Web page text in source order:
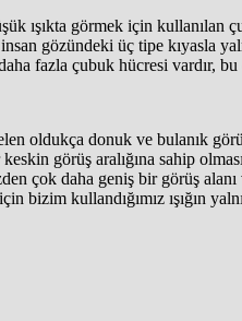
ışıkta görmek için
insan gözündeki üç tipe
fazla çubuk hücresi vardır,
oldukça donuk ve bulanık
görüş aralığına sahip
çok daha geniş bir görüş
bizim kullandığımız ışığın